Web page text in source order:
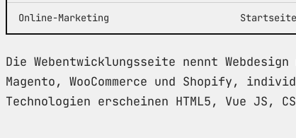
Online-Marketing Startseite
Die Webentwicklungsseite nennt
Magento, WooCommerce und Shopify,
Technologien erscheinen HTML5, Vue JS,